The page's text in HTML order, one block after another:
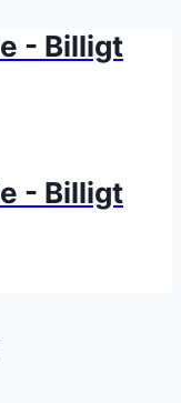
- Billigt
- Billigt